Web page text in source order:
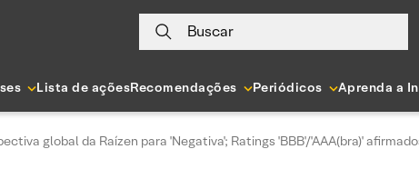
Buscar
Lista de açõesRecomendações Periódicos Aprenda a
global da Raízen para 'Negativa'; Ratings 'BBB'/'AAA(bra)'